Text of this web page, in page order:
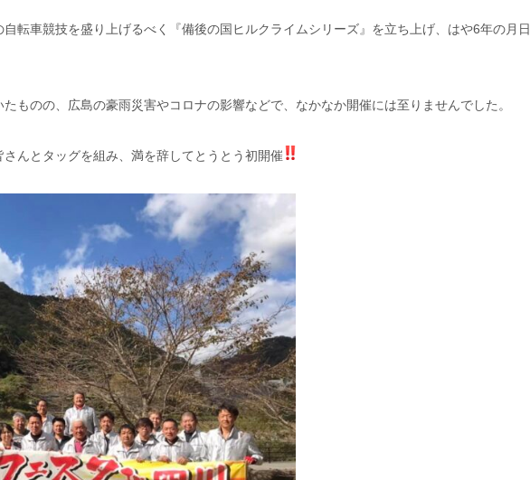
転車競技を盛り上げるべく『備後の国ヒルクライムシリーズ』を立ち上げ、はや6年の月日
ものの、広島の豪雨災害やコロナの影響などで、なかなか開催には至りませんでした。
んとタッグを組み、満を辞してとうとう初開催